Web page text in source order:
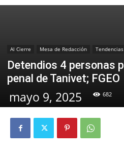
Al Cierre Mesa de Redacción Tendencias
Detendios 4 personas
penal de Tanivet; FGEO
mayo 9, 2025 682